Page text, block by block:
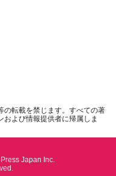
の転載を禁じます。すべての著
よび情報提供者に帰属しま
Japan Inc.